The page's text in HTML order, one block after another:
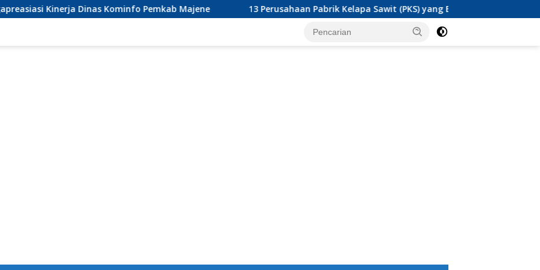
Dinas Kominfo Pemkab Majene 13 Perusahaan Pabrik Kelapa Sawit (PKS) yang Beroperasi di Sulawesi Barat di